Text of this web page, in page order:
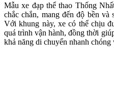
Mẫu xe đạp thể thao Thống
chắc chắn, mang đến độ bền
Với khung này, xe có thể chịu
quá trình vận hành, đồng thời
khả năng di chuyển nhanh chóng